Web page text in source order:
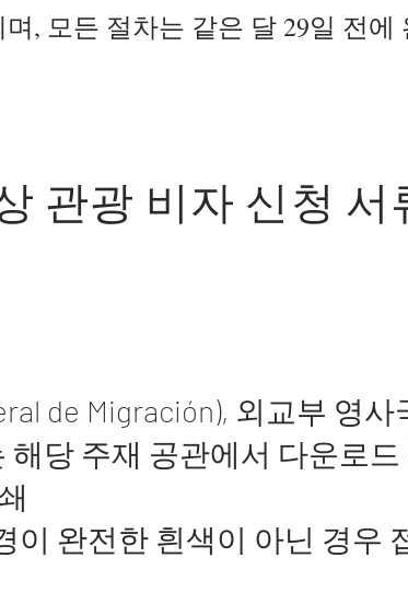
, 모든 절차는 같은 달 29일 전에
관광 비자 신청 서
de Migración), 외교부 영사
해당 주재 공관에서 다운로드
우 배경이 완전한 흰